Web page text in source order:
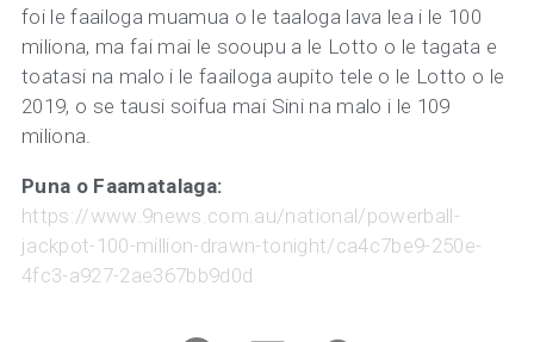
foi le faailoga muamua o le taaloga lava lea i le 100
miliona, ma fai mai le sooupu a le Lotto o le tagata e
toatasi na malo i le faailoga aupito tele o le Lotto o le
2019, o se tausi soifua mai Sini na malo i le 109
miliona.
Puna o Faamatalaga:
https://www.9news.com.au/national/powerball-
jackpot-100-million-drawn-tonight/ca4c7be9-250e-
4fc3-a927-2ae367bb9d0d